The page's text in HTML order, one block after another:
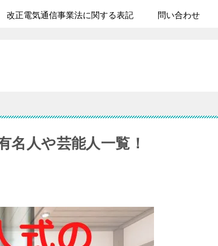
改正電気通信事業法に関する表記 問い合わせ
名人や芸能人一覧！